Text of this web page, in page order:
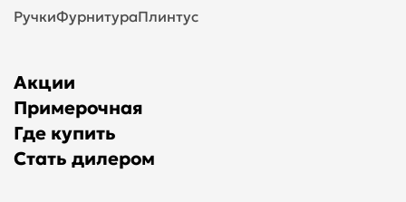
РучкиФурнитураПлинтус
Акции
Примерочная
Где купить
Стать дилером